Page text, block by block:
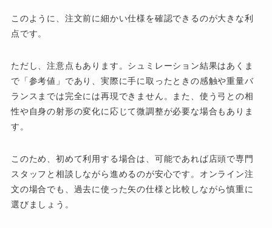
このように、注文前に細かい仕様を確認できるのが大きな利
点です。
ただし、注意点もあります。シュミレーション結果はあくま
で「参考値」であり、実際に手に取ったときの感触や重量バ
ランスまでは完全には再現できません。また、使う弓との相
性や自身の射形の変化に応じて微調整が必要な場合もありま
す。
このため、初めて利用する場合は、可能であれば店頭で専門
スタッフと相談しながら進めるのが安心です。オンライン注
文の場合でも、過去に使った矢の仕様と比較しながら慎重に
選びましょう。